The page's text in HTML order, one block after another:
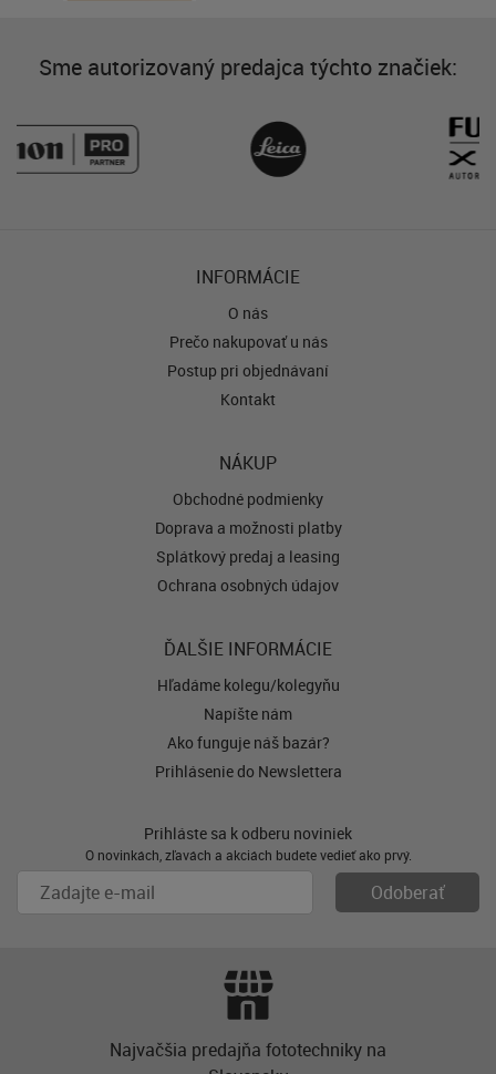
Sme autorizovaný predajca týchto značiek:
INFORMÁCIE
O nás
Prečo nakupovať u nás
Postup pri objednávaní
Kontakt
NÁKUP
Obchodné podmienky
Doprava a možnosti platby
Splátkový predaj a leasing
Ochrana osobných údajov
ĎALŠIE INFORMÁCIE
Hľadáme kolegu/kolegyňu
Napíšte nám
Ako funguje náš bazár?
Prihlásenie do Newslettera
Prihláste sa k odberu noviniek
O novinkách, zľavách a akciách budete vedieť ako prvý.
Najvačšia predajňa fototechniky na